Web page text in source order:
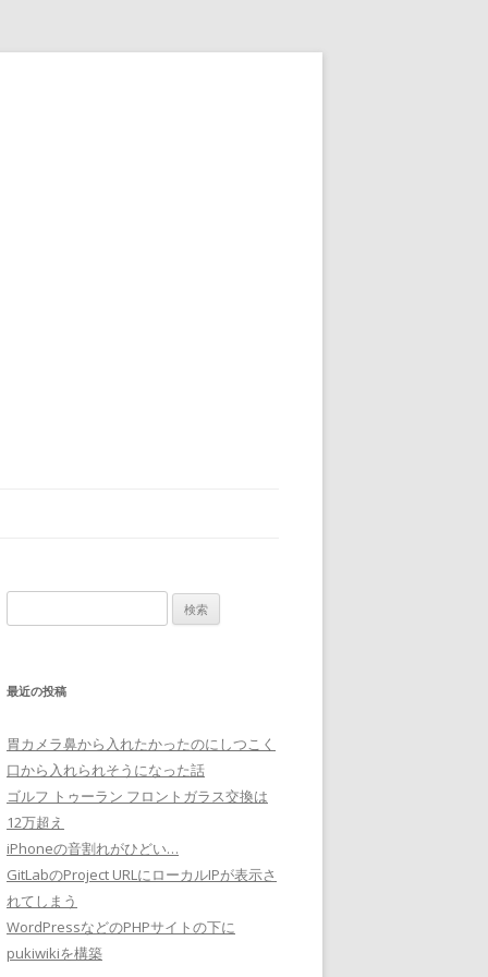
索:
最近の投稿
胃カメラ鼻から入れたかったのにしつこく
口から入れられそうになった話
ゴルフ トゥーラン フロントガラス交換は
12万超え
iPhoneの音割れがひどい…
GitLabのProject URLにローカルIPが表示さ
れてしまう
WordPressなどのPHPサイトの下に
pukiwikiを構築